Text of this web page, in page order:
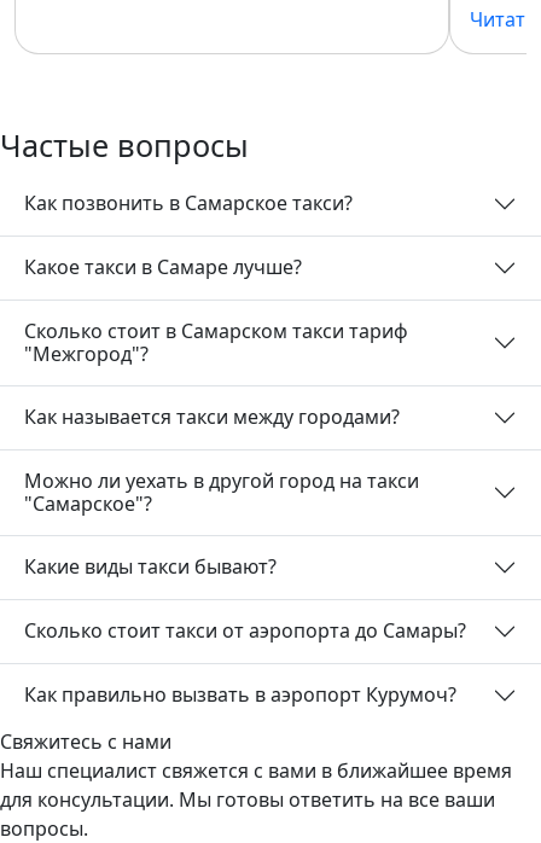
Частые вопросы
Как позвонить в Самарское такси?
Какое такси в Самаре лучше?
Сколько стоит в Самарском такси тариф
"Межгород"?
Как называется такси между городами?
Можно ли уехать в другой город на такси
"Самарское"?
Какие виды такси бывают?
Сколько стоит такси от аэропорта до Самары?
Как правильно вызвать в аэропорт Курумоч?
Свяжитесь с нами
Наш специалист свяжется с вами в ближайшее время
для консультации. Мы готовы ответить на все ваши
вопросы.